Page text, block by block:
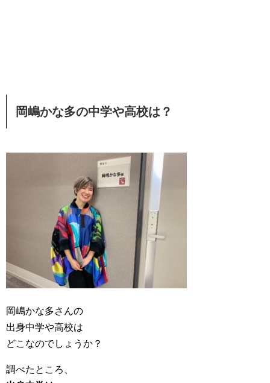
岡嶋かな多の中学や高校は？
岡嶋かな多さんの
出身中学や高校は
どこなのでしょうか？
調べたところ、